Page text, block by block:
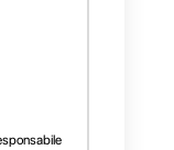
a
clienti e